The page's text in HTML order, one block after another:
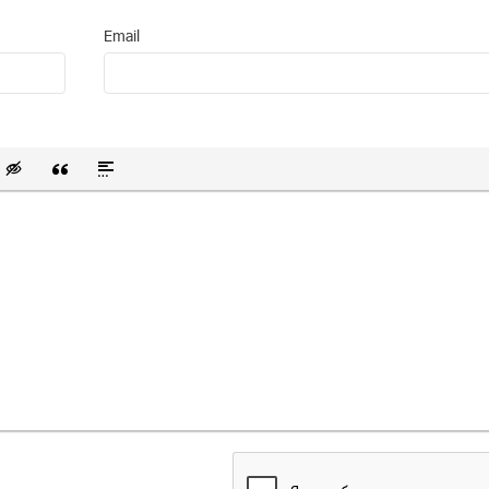
Email
список
смайлик
Вставка скрытого текста
Вставка цитаты
Вставка спойлера